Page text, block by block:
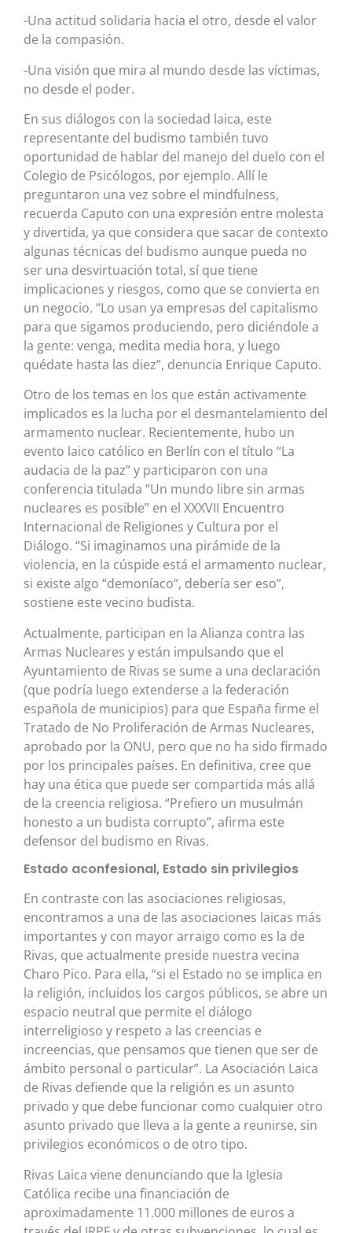
-Una actitud solidaria hacia el otro, desde el valor
de la compasión.
-Una visión que mira al mundo desde las víctimas,
no desde el poder.
En sus diálogos con la sociedad laica, este
representante del budismo también tuvo
oportunidad de hablar del manejo del duelo con el
Colegio de Psicólogos, por ejemplo. Allí le
preguntaron una vez sobre el mindfulness,
recuerda Caputo con una expresión entre molesta
y divertida, ya que considera que sacar de contexto
algunas técnicas del budismo aunque pueda no
ser una desvirtuación total, sí que tiene
implicaciones y riesgos, como que se convierta en
un negocio. “Lo usan ya empresas del capitalismo
para que sigamos produciendo, pero diciéndole a
la gente: venga, medita media hora, y luego
quédate hasta las diez”, denuncia Enrique Caputo.
Otro de los temas en los que están activamente
implicados es la lucha por el desmantelamiento del
armamento nuclear. Recientemente, hubo un
evento laico católico en Berlín con el título “La
audacia de la paz” y participaron con una
conferencia titulada “Un mundo libre sin armas
nucleares es posible” en el XXXVII Encuentro
Internacional de Religiones y Cultura por el
Diálogo. “Si imaginamos una pirámide de la
violencia, en la cúspide está el armamento nuclear,
si existe algo “demoníaco”, debería ser eso”,
sostiene este vecino budista.
Actualmente, participan en la Alianza contra las
Armas Nucleares y están impulsando que el
Ayuntamiento de Rivas se sume a una declaración
(que podría luego extenderse a la federación
española de municipios) para que España firme el
Tratado de No Proliferación de Armas Nucleares,
aprobado por la ONU, pero que no ha sido firmado
por los principales países. En definitiva, cree que
hay una ética que puede ser compartida más allá
de la creencia religiosa. “Prefiero un musulmán
honesto a un budista corrupto”, afirma este
defensor del budismo en Rivas.
Estado aconfesional, Estado sin privilegios
En contraste con las asociaciones religiosas,
encontramos a una de las asociaciones laicas más
importantes y con mayor arraigo como es la de
Rivas, que actualmente preside nuestra vecina
Charo Pico. Para ella, “si el Estado no se implica en
la religión, incluidos los cargos públicos, se abre un
espacio neutral que permite el diálogo
interreligioso y respeto a las creencias e
increencias, que pensamos que tienen que ser de
ámbito personal o particular”. La Asociación Laica
de Rivas defiende que la religión es un asunto
privado y que debe funcionar como cualquier otro
asunto privado que lleva a la gente a reunirse, sin
privilegios económicos o de otro tipo.
Rivas Laica viene denunciando que la Iglesia
Católica recibe una financiación de
aproximadamente 11.000 millones de euros a